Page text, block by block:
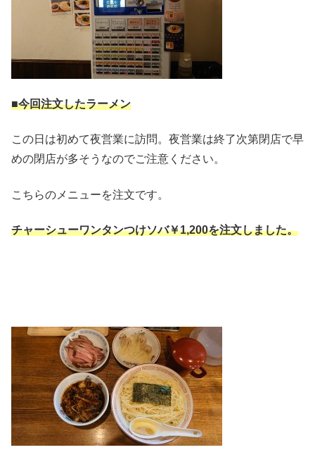
■今回注文したラーメン
この日は初めて夜営業に訪問。夜営業は終了次第閉店で早
めの閉店が多そうなのでご注意ください。
こちらのメニューを注文です。
チャーシューワンタンつけソバ￥1,200を注文しました。